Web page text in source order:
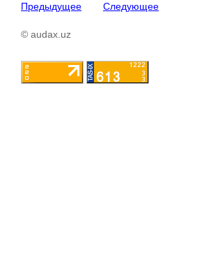
Предыдущее Следующее
© audax.uz